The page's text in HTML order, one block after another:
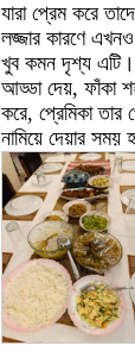
যারা প্রেম করে
লজ্জার কারণে
খুব কমন দৃশ্য এটি।
আড্ডা দেয়, ফাঁকা
করে, প্রেমিকা তার
নামিয়ে দেয়ার সময়